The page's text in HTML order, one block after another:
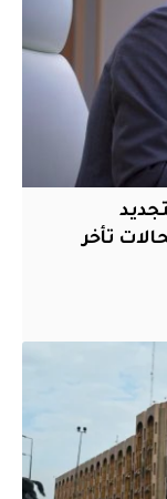
(7) أيام لتجديد
تأخر